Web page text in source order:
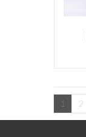
1 2